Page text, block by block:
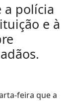
a polícia
e à
feira que a